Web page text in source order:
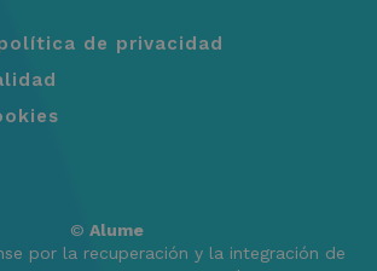
de privacidad
© Alume
por la recuperación y la integración de